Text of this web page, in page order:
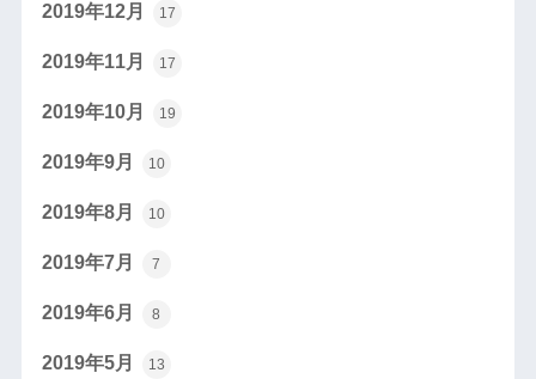
2019年12月 17
2019年11月 17
2019年10月 19
2019年9月 10
2019年8月 10
2019年7月 7
2019年6月 8
2019年5月 13